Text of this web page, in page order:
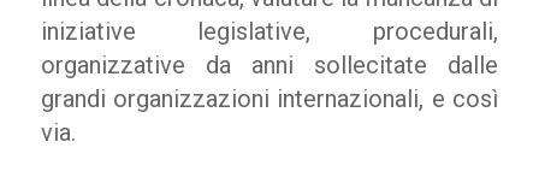
iniziative legislative, procedurali,
organizzative da anni sollecitate dalle
grandi organizzazioni internazionali, e così
via.